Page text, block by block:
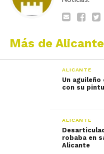
Más de Alicante
ALICANTE
Un
con su
ALICANTE
robaba en
Alicante